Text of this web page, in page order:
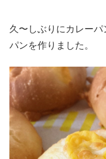
久〜しぶりにカレー
パンを作りました。